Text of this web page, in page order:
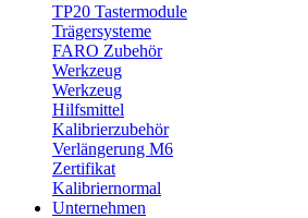
TP20 Tastermodule
Trägersysteme
FARO Zubehör
Werkzeug
Werkzeug
Hilfsmittel
Kalibrierzubehör
Verlängerung M6
Zertifikat
Kalibriernormal
Unternehmen